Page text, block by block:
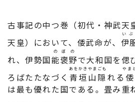
古事記の中つ巻（初代・神武天
天皇）において、倭武命が、 伊
い
れ、伊勢国能褒野
のぼの
で大和国を偲
ろばたたなづく 青垣
あをかき
山隠
やまごも
れる 倭
やまと
は最も優れた国である。畳み重